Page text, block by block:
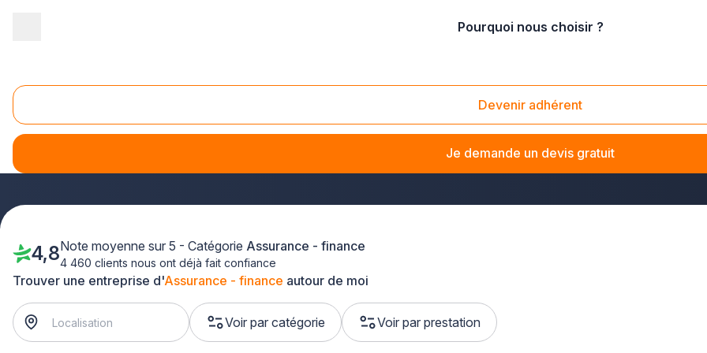
Pourquoi nous choisir ?
Devenir adhérent
Je demande un devis gratuit
Assurance Doubs (25)
Vous recherchez uneassurance adaptée à vos besoins dans le Doubs? La solution Plus que pro vous met en
protéger votre patrimoine, votre famille et vos projets. Que vous souhaitiez souscrire une assurance habitation,
vous accompagne dans tout le département, de Besançon à Montbéliard en passant par Pontarlier.
Trouver une entreprise d'Assurance - finance autour de moi
Voir par catégorie Voir par prestation
4,8Note moyenne sur 5 - Catégorie Assurance - finance
4 460 clients nous ont déjà fait confiance